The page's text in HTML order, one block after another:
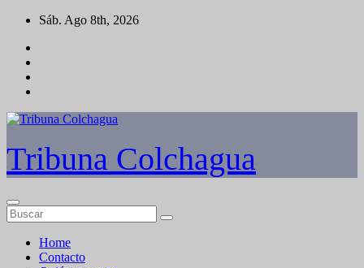
Saltar
contenido
Sáb. Ago 8th, 2026
Tribuna Colchagua
Home
Contacto